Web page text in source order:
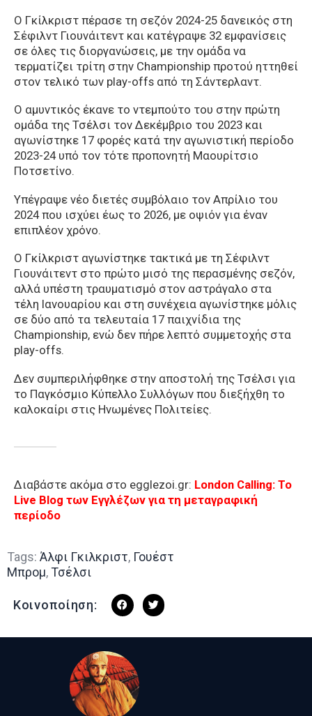
Ο Γκίλκριστ πέρασε τη σεζόν 2024-25 δανεικός στη
Σέφιλντ Γιουνάιτεντ και κατέγραψε 32 εμφανίσεις
σε όλες τις διοργανώσεις, με την ομάδα να
τερματίζει τρίτη στην Championship προτού ηττηθεί
στον τελικό των play-offs από τη Σάντερλαντ.
Ο αμυντικός έκανε το ντεμπούτο του στην πρώτη
ομάδα της Τσέλσι τον Δεκέμβριο του 2023 και
αγωνίστηκε 17 φορές κατά την αγωνιστική περίοδο
2023-24 υπό τον τότε προπονητή Μαουρίτσιο
Ποτσετίνο.
Υπέγραψε νέο διετές συμβόλαιο τον Απρίλιο του
2024 που ισχύει έως το 2026, με οψιόν για έναν
επιπλέον χρόνο.
Ο Γκίλκριστ αγωνίστηκε τακτικά με τη Σέφιλντ
Γιουνάιτεντ στο πρώτο μισό της περασμένης σεζόν,
αλλά υπέστη τραυματισμό στον αστράγαλο στα
τέλη Ιανουαρίου και στη συνέχεια αγωνίστηκε μόλις
σε δύο από τα τελευταία 17 παιχνίδια της
Championship, ενώ δεν πήρε λεπτό συμμετοχής στα
play-offs.
Δεν συμπεριλήφθηκε στην αποστολή της Τσέλσι για
το Παγκόσμιο Κύπελλο Συλλόγων που διεξήχθη το
καλοκαίρι στις Ηνωμένες Πολιτείες.
Διαβάστε ακόμα στο egglezoi.gr: London Calling: To
Live Blog των Εγγλέζων για τη μεταγραφική
περίοδο
Tags: Άλφι Γκιλκριστ, Γουέστ
Μπρομ,Τσέλσι
Κοινοποίηση: